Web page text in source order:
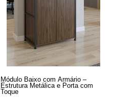
Módulo Baixo com Armário –
Estrutura Metálica e Porta com
Toque